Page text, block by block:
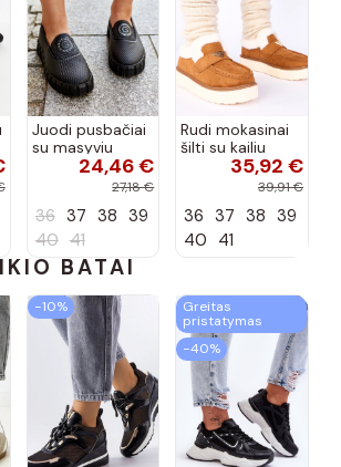
Juodi pusbačiai
su masyviu
padu Teska24,46 €
27,18 €
36 37 38 39
40 41
Rudi mokasinai
šilti su kailiu
35,92 €
39,91 €
36 37 38 39
40 41
BATAI
−10%
Greitas
pristatymas
−40%